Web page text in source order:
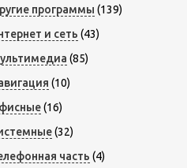
программы (139)
и сеть (43)
(85)
(10)
(16)
(32)
часть (4)